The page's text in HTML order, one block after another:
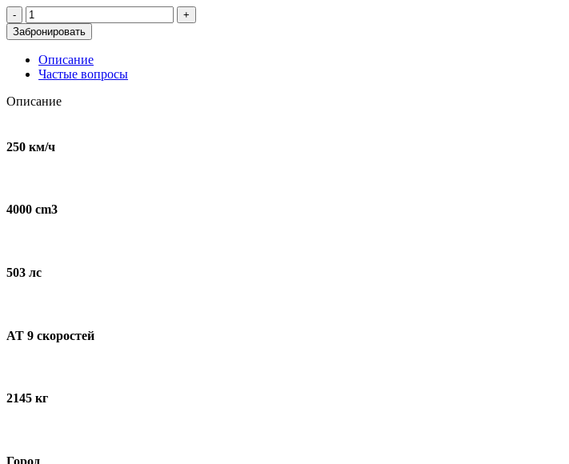
Количество
товара
Mercedes
Maybach
-
для
съемок
Забронировать
Описание
Частые вопросы
Описание
250 км/ч
4000 cm3
503 лс
AT 9 скоростей
2145 кг
Город